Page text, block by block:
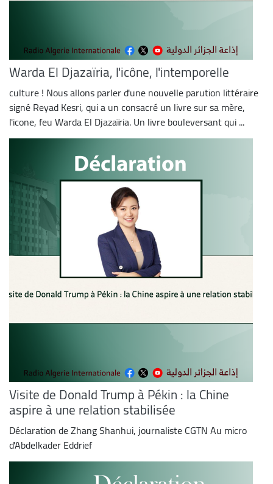
Warda El Djazaïria, l'icône, l'intemporelle
culture ! Nous allons parler d'une nouvelle parution littéraire
signé Reyad Kesri, qui a un consacré un livre sur sa mère,
l'icone, feu Warda El Djazaïria. Un livre bouleversant qui ...
Visite de Donald Trump à Pékin : la Chine
aspire à une relation stabilisée
Déclaration de Zhang Shanhui, journaliste CGTN Au micro
d'Abdelkader Eddrief